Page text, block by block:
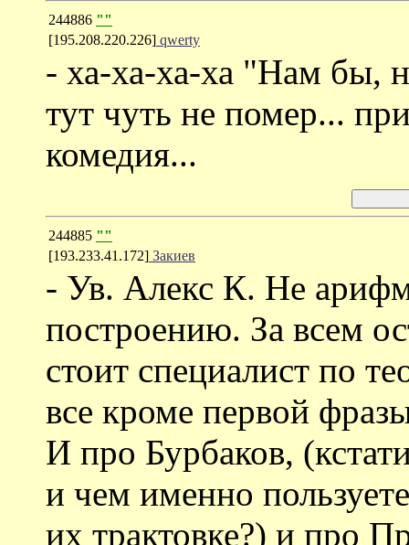
244886 ""
[195.208.220.226] qwerty
- ха-ха-ха-ха "Нам бы,
тут чуть не помер...
комедия...
244885 ""
[193.233.41.172] Закиев
- Ув. Алекс К. Не
построению. За всем
стоит специалист по
все кроме первой
И про Бурбаков,
и чем именно
их трактовке?) и про